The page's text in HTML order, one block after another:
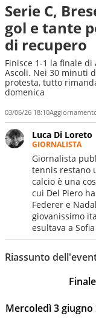
Serie C,
gol e tante
di recupero
Finisce 1-1 la finale
Ascoli. Nei 30 minuti
protesta, tutto
domenica
03/06/26 18:10
Luca Di Loreto
GIORNALISTA
Giornalista
tennis restano
calcio è una
cui Del Piero
Federer e
giovanissimo
esultava a
Riassunto
Mercoledì 3 giugno